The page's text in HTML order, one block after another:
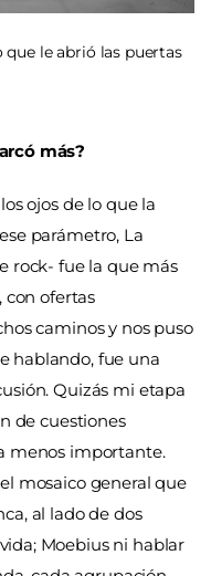
le abrió las puertas
más?
ojos de lo que la
parámetro, La
rock- fue la que más
con ofertas
caminos y nos puso
hablando, fue una
Quizás mi etapa
de cuestiones
menos importante.
mosaico general que
al lado de dos
Moebius ni hablar